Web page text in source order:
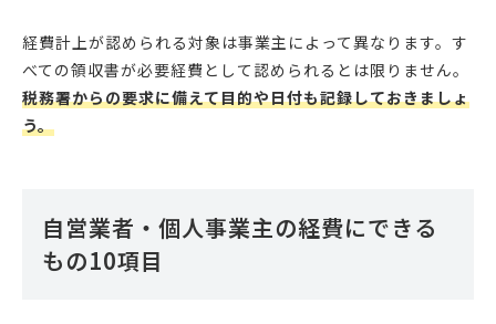
経費計上が認められる対象は事業主によって異なります。す
べての領収書が必要経費として認められるとは限りません。
税務署からの要求に備えて目的や日付も記録しておきましょ
う。
自営業者・個人事業主の経費にできる
もの10項目